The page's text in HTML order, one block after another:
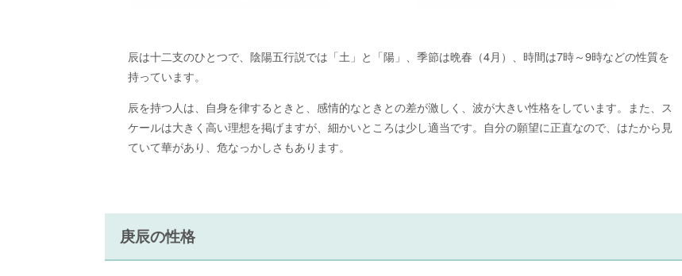
辰は十二支のひとつで、陰陽五行説では「土」と「陽」、季節は晩春（4月）、時間は7時～9時などの性質を
持っています。
辰を持つ人は、自身を律するときと、感情的なときとの差が激しく、波が大きい性格をしています。また、ス
ケールは大きく高い理想を掲げますが、細かいところは少し適当です。自分の願望に正直なので、はたから見
ていて華があり、危なっかしさもあります。
庚辰の性格